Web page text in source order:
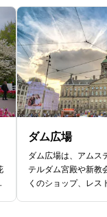
ダム広場
ダム広場は、アムス
テルダム宮殿や新教
くのショップ、レス